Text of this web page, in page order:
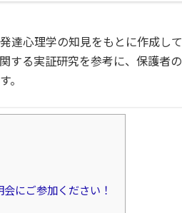
達心理学の知見をもとに作成して
する実証研究を参考に、保護者の
。
にご参加ください！